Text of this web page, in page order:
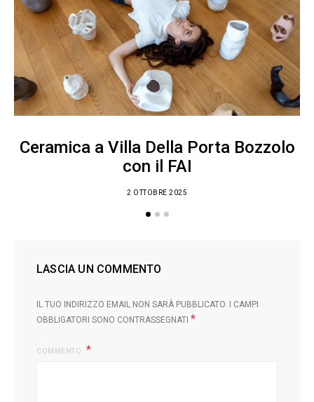
Ceramica a Villa Della Porta Bozzolo
con il FAI
2 OTTOBRE 2025
LASCIA UN COMMENTO
IL TUO INDIRIZZO EMAIL NON SARÀ PUBBLICATO.
I CAMPI
OBBLIGATORI SONO CONTRASSEGNATI *
COMMENTO